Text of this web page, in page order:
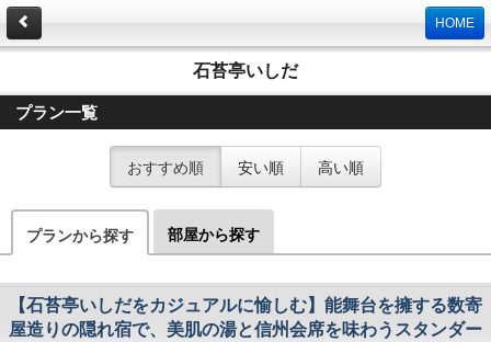
HOME
石苔亭いしだ
プラン一覧
おすすめ順 安い順 高い順
プランから探す 部屋から探す
【石苔亭いしだをカジュアルに愉しむ】能舞台を擁する数寄
屋造りの隠れ宿で、美肌の湯と信州会席を味わうスタンダー